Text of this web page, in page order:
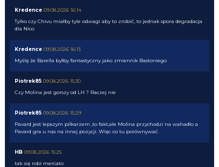
Kredence 09.08.2026 16:14
Tylko czy Chivu miałby tyle odwagi aby to zrobić, to jednak spora degradacja
dla Nico
Kredence 09.08.2026 16:13
Myślę że Barella byłby fantastyczny jako zmiennik Bastoniego
Piotrek85 09.08.2026 15:30
Czy Molina jest gorszy od LH ? Raczej nie
Piotrek85 09.08.2026 15:29
Pavard jest lepszym piłkarzem ,to fakt,ale Molina przychodzi na wahadło a
Pavard gra u nas na innej pozycji. Więc co tu porównywać.
HB 09.08.2026 15:25
tak się robi mercato